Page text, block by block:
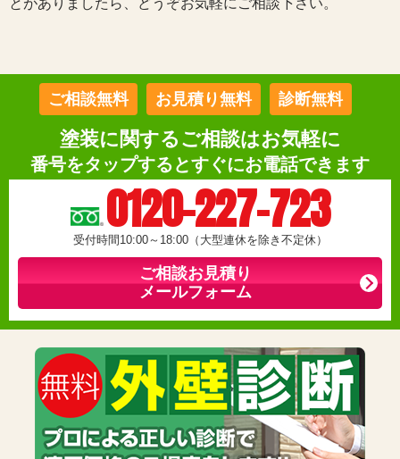
ご相談無料 お見積り無料 診断無料
塗装に関するご相談はお気軽に
番号をタップするとすぐにお電話できます
0120-227-723
受付時間10:00～18:00（大型連休を除き不定休）
ご相談お見積り
メールフォーム